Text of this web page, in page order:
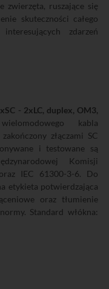
zwierzęta, ruszające się
skuteczności całego
zdarzeń
- 2xLC, duplex, OM3,
kabla
złączami SC
i testowane są
Komisji
IEC 61300-3-6. Do
etykieta potwierdzająca
oraz tłumienie
Standard włókna: